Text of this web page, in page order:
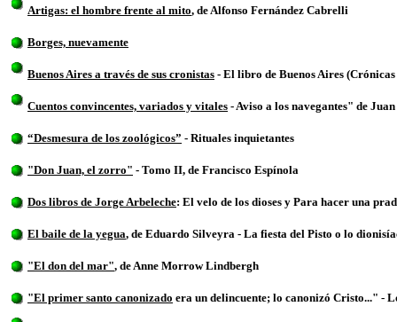
Artigas: el hombre frente al mito, de Alfonso Fernández Cabrelli
Borges, nuevamente
Buenos Aires a través de sus cronistas - El libro de Buenos Aires
Cuentos convincentes, variados y vitales - Aviso a los navegantes" de
“Desmesura de los zoológicos” - Rituales inquietantes
"Don Juan, el zorro" - Tomo II, de Francisco Espínola
Dos libros de Jorge Arbeleche: El velo de los dioses y Para hacer una
El baile de la yegua, de Eduardo Silveyra - La fiesta del Pisto o lo
"El don del mar", de Anne Morrow Lindbergh
"El primer santo canonizado era un delincuente; lo canonizó Cristo..." -